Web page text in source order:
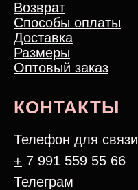
Возврат
Способы оплаты
Доставка
Размеры
Оптовый заказ
КОНТАКТЫ
Телефон для связи
+ 7 991 559 55 66
Телеграм